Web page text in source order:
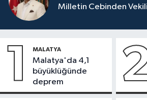
Milletin Cebinden
1 MALATYA
Malatya'da 4,1
büyüklüğünde
deprem